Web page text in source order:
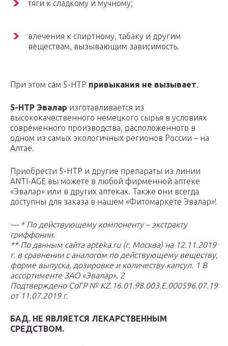
тяги к сладкому и мучному;
влечения к спиртному, табаку и другим
веществам, вызывающим зависимость.
При этом сам 5-HTP привыкания не вызывает.
5-HTP Эвалар изготавливается из
высококачественного немецкого сырья в условиях
современного производства, расположенного в
одном из самых экологичных регионов России – на
Алтае.
Приобрести 5-HTP и другие препараты из линии
ANTI-AGE вы можете в любой фирменной аптеке
«Эвалар» или в других аптеках. Также они всегда
доступны для заказа в нашем «Фитомаркете Эвалар»!
— * По действующему компоненту – экстракту
гриффонии.
** По данным сайта apteka.ru (г. Москва) на 12.11.2019
г. в сравнении с аналогом по действующему веществу,
форме выпуска, дозировке и количеству капсул. 1 В
ассортименте ЗАО «Эвалар». 2
Подтверждено СоГР № KZ.16.01.98.003.Е.000596.07.19
от 11.07.2019 г.
БАД. НЕ ЯВЛЯЕТСЯ ЛЕКАРСТВЕННЫМ
СРЕДСТВОМ.